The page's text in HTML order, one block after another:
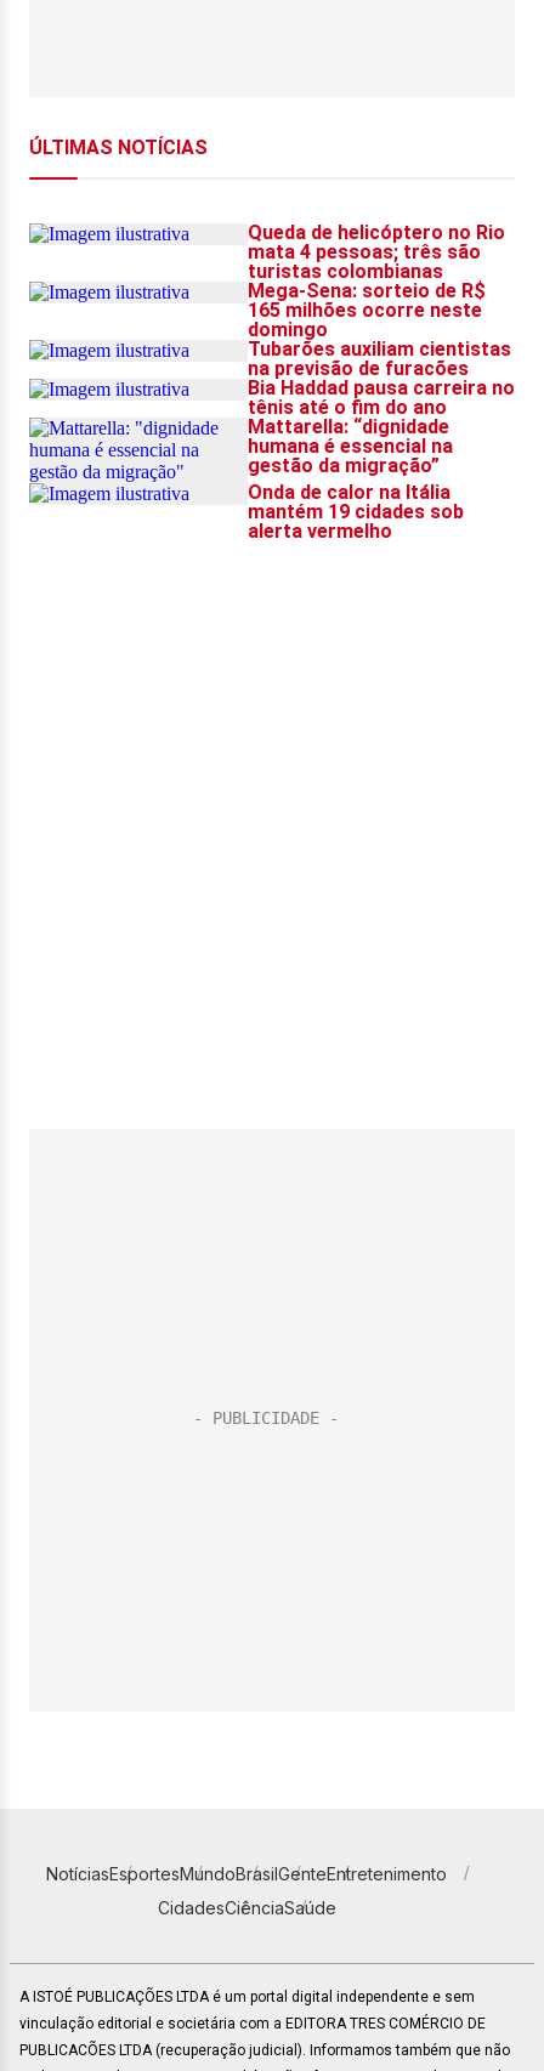
NotíciasEsportesMundoBrasilGenteEntretenimento
CidadesCiênciaSaúde
A ISTOÉ PUBLICAÇÕES LTDA é um portal digital independente e sem
vinculação editorial e societária com a EDITORA TRES COMÉRCIO DE
PUBLICACÕES LTDA (recuperação judicial). Informamos também que não